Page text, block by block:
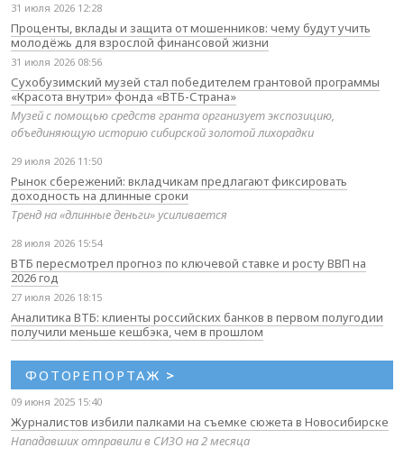
31 июля 2026 12:28
Проценты, вклады и защита от мошенников: чему будут учить
молодёжь для взрослой финансовой жизни
31 июля 2026 08:56
Сухобузимский музей стал победителем грантовой программы
«Красота внутри» фонда «ВТБ-Страна»
Музей с помощью средств гранта организует экспозицию,
объединяющую историю сибирской золотой лихорадки
29 июля 2026 11:50
Рынок сбережений: вкладчикам предлагают фиксировать
доходность на длинные сроки
Тренд на «длинные деньги» усиливается
28 июля 2026 15:54
ВТБ пересмотрел прогноз по ключевой ставке и росту ВВП на
2026 год
27 июля 2026 18:15
Аналитика ВТБ: клиенты российских банков в первом полугодии
получили меньше кешбэка, чем в прошлом
ФОТОРЕПОРТАЖ >
09 июня 2025 15:40
Журналистов избили палками на съемке сюжета в Новосибирске
Нападавших отправили в СИЗО на 2 месяца